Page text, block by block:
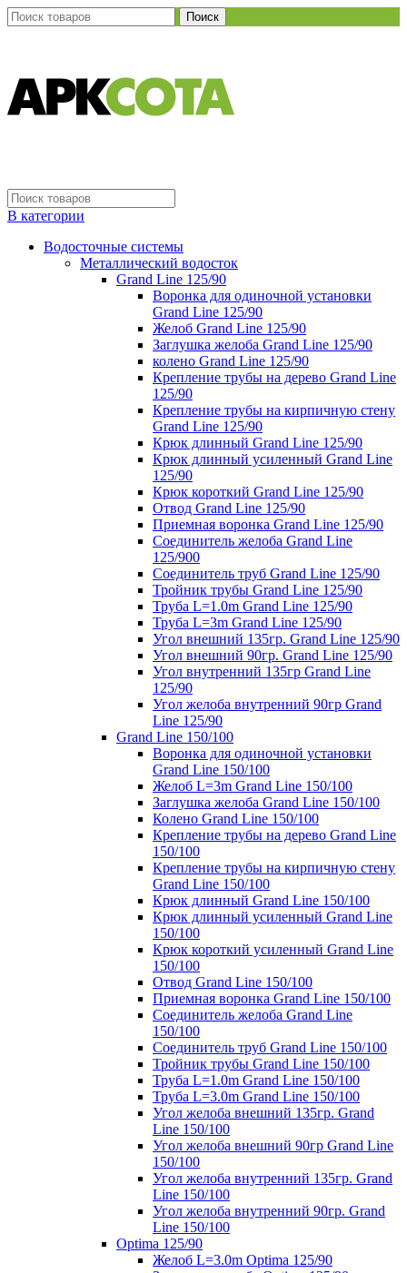
Поиск
В категории
Водосточные системы
Металлический водосток
Grand Line 125/90
Воронка для одиночной установки
Grand Line 125/90
Желоб Grand Line 125/90
Заглушка желоба Grand Line 125/90
колено Grand Line 125/90
Крепление трубы на дерево Grand Line
125/90
Крепление трубы на кирпичную стену
Grand Line 125/90
Крюк длинный Grand Line 125/90
Крюк длинный усиленный Grand Line
125/90
Крюк короткий Grand Line 125/90
Отвод Grand Line 125/90
Приемная воронка Grand Line 125/90
Соединитель желоба Grand Line
125/900
Соединитель труб Grand Line 125/90
Тройник трубы Grand Line 125/90
Труба L=1.0m Grand Line 125/90
Труба L=3m Grand Line 125/90
Угол внешний 135гр. Grand Line 125/90
Угол внешний 90гр. Grand Line 125/90
Угол внутренний 135гр Grand Line
125/90
Угол желоба внутренний 90гр Grand
Line 125/90
Grand Line 150/100
Воронка для одиночной установки
Grand Line 150/100
Желоб L=3m Grand Line 150/100
Заглушка желоба Grand Line 150/100
Колено Grand Line 150/100
Крепление трубы на дерево Grand Line
150/100
Крепление трубы на кирпичную стену
Grand Line 150/100
Крюк длинный Grand Line 150/100
Крюк длинный усиленный Grand Line
150/100
Крюк короткий усиленный Grand Line
150/100
Отвод Grand Line 150/100
Приемная воронка Grand Line 150/100
Соединитель желоба Grand Line
150/100
Соединитель труб Grand Line 150/100
Тройник трубы Grand Line 150/100
Труба L=1.0m Grand Line 150/100
Труба L=3.0m Grand Line 150/100
Угол желоба внешний 135гр. Grand
Line 150/100
Угол желоба внешний 90гр Grand Line
150/100
Угол желоба внутренний 135гр. Grand
Line 150/100
Угол желоба внутренний 90гр. Grand
Line 150/100
Optima 125/90
Желоб L=3.0m Optima 125/90